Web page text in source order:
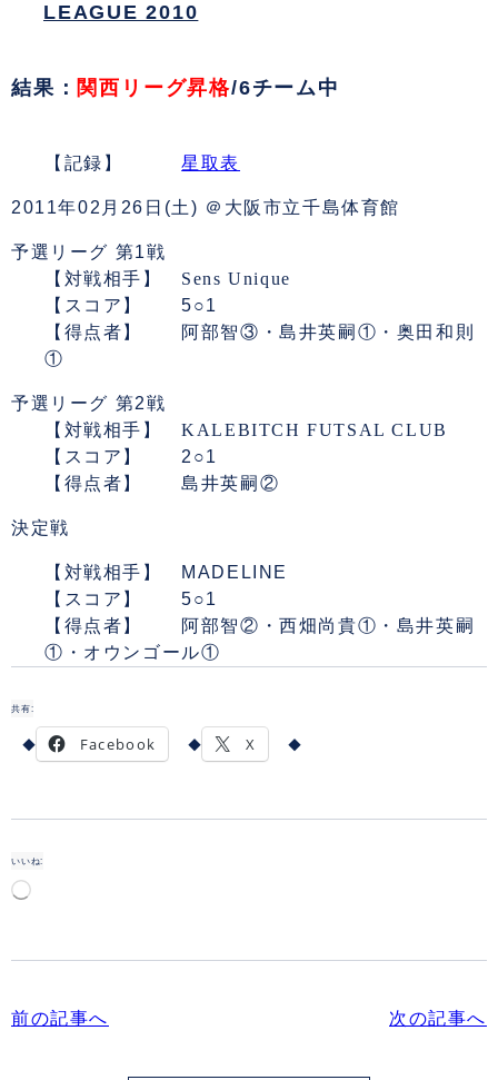
LEAGUE 2010
結果： 関西リーグ昇格/6チーム中
【記録】星取表
2011年02月26日(土) ＠大阪市立千島体育館
予選リーグ 第1戦
【対戦相手】 Sens Unique
【スコア】 5○1
【得点者】 阿部智③・島井英嗣①・奥田和則
①
予選リーグ 第2戦
【対戦相手】KALEBITCH FUTSAL CLUB
【スコア】 2○1
【得点者】 島井英嗣②
決定戦
【対戦相手】 MADELINE
【スコア】 5○1
【得点者】 阿部智②・西畑尚貴①・島井英嗣
①・オウンゴール①
共有:
Facebook X
いいね:
中…
前の記事へ 次の記事へ